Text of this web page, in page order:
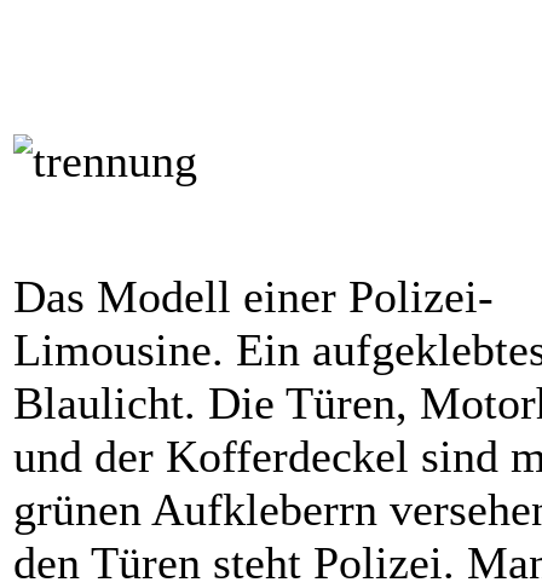
Das Modell einer Polizei-
Limousine. Ein
Blaulicht. Die Türen,
und der Kofferdeckel sind
grünen Aufkleberrn
den Türen steht Polizei.